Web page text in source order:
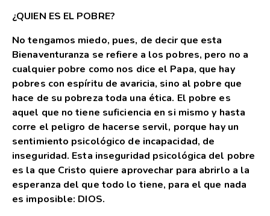
¿QUIEN ES EL POBRE?
No tengamos miedo, pues, de decir que esta
Bienaventuranza se refiere a los pobres, pero no a
cualquier pobre como nos dice el Papa, que hay
pobres con espíritu de avaricia, sino al pobre que
hace de su pobreza toda una ética. El pobre es
aquel que no tiene suficiencia en si mismo y hasta
corre el peligro de hacerse servil, porque hay un
sentimiento psicológico de incapacidad, de
inseguridad. Esta inseguridad psicológica del pobre
es la que Cristo quiere aprovechar para abrirlo a la
esperanza del que todo lo tiene, para el que nada
es imposible: DIOS.